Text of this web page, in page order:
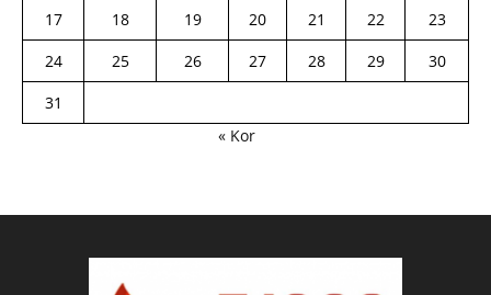
17
18 19 20 21 22
23
24
25 26 27 28 29
30
31
« Kor